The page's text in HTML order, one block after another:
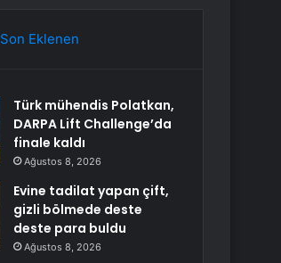
Son Eklenen
Türk mühendis Polatkan,
DARPA Lift Challenge’da
finale kaldı
Ağustos 8, 2026
Evine tadilat yapan çift,
gizli bölmede deste
deste para buldu
Ağustos 8, 2026